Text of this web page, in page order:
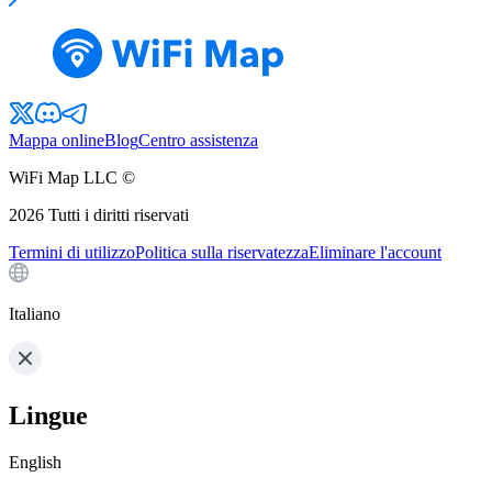
Mappa onlineBlogCentro assistenza
WiFi Map LLC ©
2026 Tutti i diritti riservati
Termini di utilizzoPolitica sulla riservatezzaEliminare l'account
Italiano
Lingue
English